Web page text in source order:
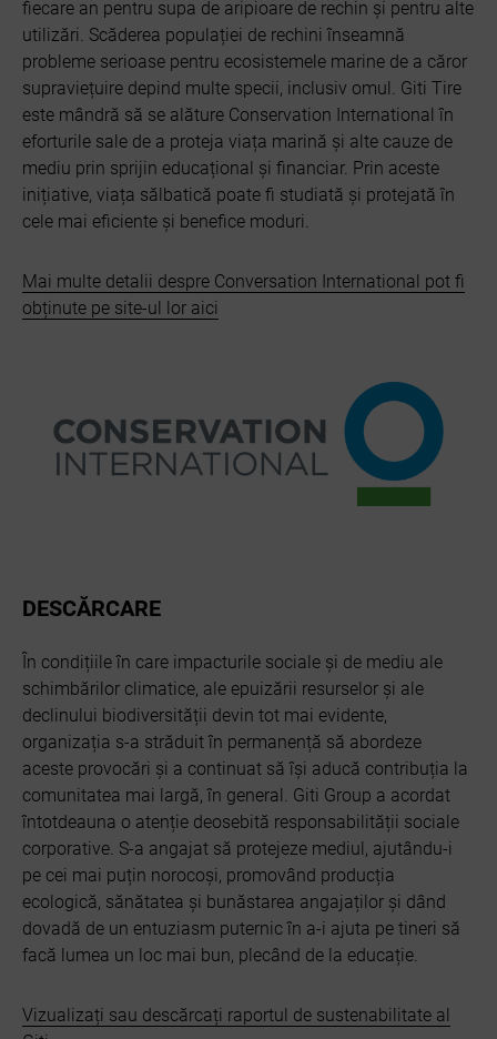
fiecare an pentru supa de aripioare de rechin și pentru alte
utilizări. Scăderea populației de rechini înseamnă
probleme serioase pentru ecosistemele marine de a căror
supraviețuire depind multe specii, inclusiv omul. Giti Tire
este mândră să se alăture Conservation International în
eforturile sale de a proteja viața marină și alte cauze de
mediu prin sprijin educațional și financiar. Prin aceste
inițiative, viața sălbatică poate fi studiată și protejată în
cele mai eficiente și benefice moduri.
Mai multe detalii despre Conversation International pot fi
obținute pe site-ul lor aici
DESCĂRCARE
În condițiile în care impacturile sociale și de mediu ale
schimbărilor climatice, ale epuizării resurselor și ale
declinului biodiversității devin tot mai evidente,
organizația s-a străduit în permanență să abordeze
aceste provocări și a continuat să își aducă contribuția la
comunitatea mai largă, în general. Giti Group a acordat
întotdeauna o atenție deosebită responsabilității sociale
corporative. S-a angajat să protejeze mediul, ajutându-i
pe cei mai puțin norocoși, promovând producția
ecologică, sănătatea și bunăstarea angajaților și dând
dovadă de un entuziasm puternic în a-i ajuta pe tineri să
facă lumea un loc mai bun, plecând de la educație.
Vizualizați sau descărcați raportul de sustenabilitate al